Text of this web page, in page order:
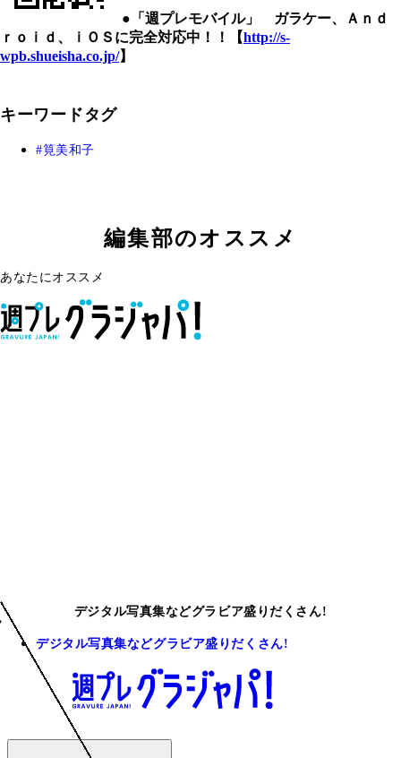
●「週プレモバイル」 ガラケー、Ａｎｄ
ｒｏｉｄ、ｉＯＳに完全対応中！！【http://s-
wpb.shueisha.co.jp/】
キーワードタグ
筧美和子
編集部のオススメ
あなたにオススメ
デジタル写真集などグラビア盛りだくさん!
デジタル写真集などグラビア盛りだくさん!